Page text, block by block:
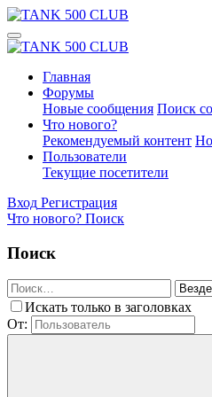
Главная
Форумы
Новые сообщения Поиск
Что нового?
Рекомендуемый контент
Пользователи
Текущие посетители
Вход Регистрация
Что нового? Поиск
Поиск
Искать только в заголовках
От: